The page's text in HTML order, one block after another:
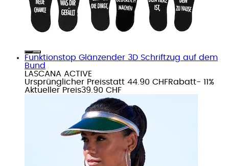
Funktionstop Glänzender 3D Schriftzug auf dem
Bund
LASCANA ACTIVE
Ursprünglicher Preisstatt 44.90 CHFRabatt- 11%
Aktueller Preis39.90 CHF